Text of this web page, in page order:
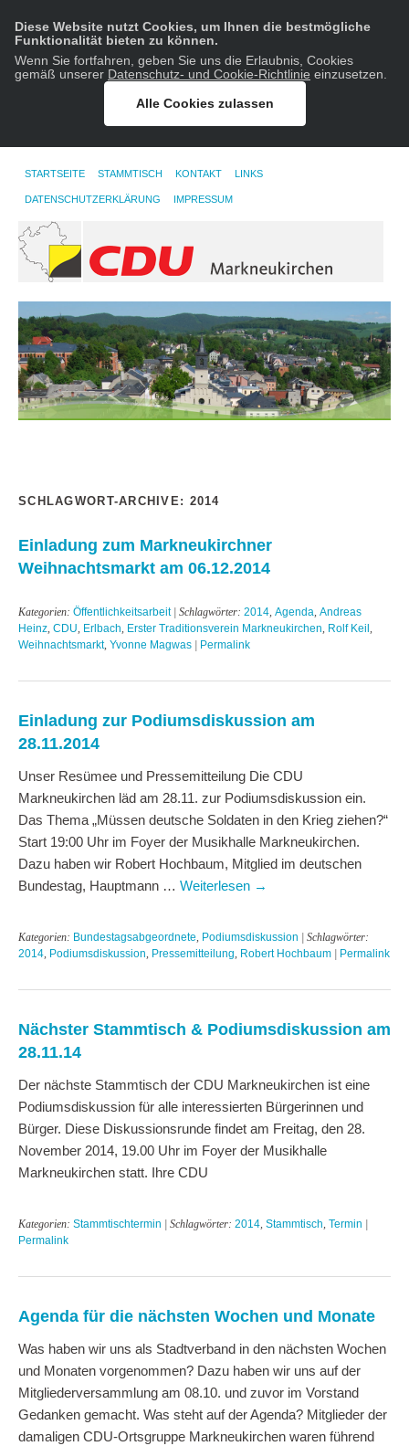
STARTSEITE STAMMTISCH KONTAKT LINKS
DATENSCHUTZERKLÄRUNG IMPRESSUM
SCHLAGWORT-ARCHIVE: 2014
Einladung zum Markneukirchner
Weihnachtsmarkt am 06.12.2014
Kategorien: Öffentlichkeitsarbeit| Schlagwörter: 2014 Agenda Andreas
Heinz CDU Erlbach Erster Traditionsverein Markneukirchen Rolf Keil
Weihnachtsmarkt, Yvonne Magwas | Permalink
Einladung zur Podiumsdiskussion am
28.11.2014
Unser Resümee und Pressemitteilung Die CDU
Markneukirchen läd am 28.11. zur Podiumsdiskussion ein.
Das Thema „Müssen deutsche Soldaten in den Krieg ziehen?“
Start 19:00 Uhr im Foyer der Musikhalle Markneukirchen.
Dazu haben wir Robert Hochbaum, Mitglied im deutschen
Bundestag, Hauptmann … Weiterlesen →
Kategorien: Bundestagsabgeordnete Podiumsdiskussion | Schlagwörter:
2014 Podiumsdiskussion Pressemitteilung Robert Hochbaum | Permalink
Nächster Stammtisch & Podiumsdiskussion am
28.11.14
Der nächste Stammtisch der CDU Markneukirchen ist eine
Podiumsdiskussion für alle interessierten Bürgerinnen und
Bürger. Diese Diskussionsrunde findet am Freitag, den 28.
November 2014, 19.00 Uhr im Foyer der Musikhalle
Markneukirchen statt. Ihre CDU
Kategorien: Stammtischtermin | Schlagwörter: 2014 Stammtisch Termin |
Permalink
Agenda für die nächsten Wochen und Monate
Was haben wir uns als Stadtverband in den nächsten Wochen
und Monaten vorgenommen? Dazu haben wir uns auf der
Mitgliederversammlung am 08.10. und zuvor im Vorstand
Gedanken gemacht. Was steht auf der Agenda? Mitglieder der
damaligen CDU-Ortsgruppe Markneukirchen waren führend
Diese Website nutzt Cookies, um Ihnen die bestmögliche
Funktionalität bieten zu können.
Wenn Sie fortfahren, geben Sie uns die Erlaubnis, Cookies
gemäß unserer Datenschutz- und Cookie-Richtlinie einzusetzen.
Alle Cookies zulassen